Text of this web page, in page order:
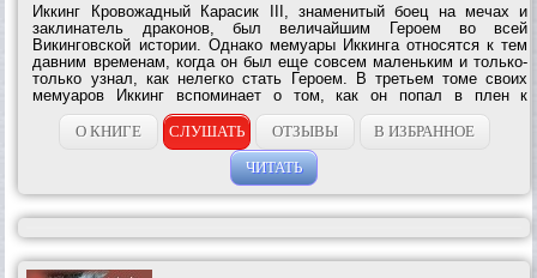
Иккинг Кровожадный Карасик III, знаменитый боец на мечах и
заклинатель драконов, был величайшим Героем во всей
Викинговской истории. Однако мемуары Иккинга относятся к тем
давним временам, когда он был еще совсем маленьким и только-
только узнал, как нелегко стать Героем. В третьем томе своих
мемуаров Иккинг вспоминает о том, как он попал в плен к
Римлянам и вышел на гладиаторскую...
О КНИГЕ
СЛУШАТЬ ОТЗЫВЫ
В ИЗБРАННОЕ
ЧИТАТЬ